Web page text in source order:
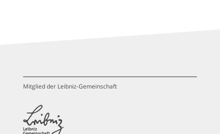
Mitglied der Leibniz-Gemeinschaft